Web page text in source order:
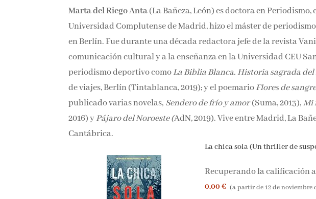
Marta del Riego Anta(La Bañeza, León) es doctora en
la Universidad Complutense de Madrid, hizo el máster de
Londres y en Berlín. Fue durante una década redactora jefe de la
a la comunicación cultural y a la enseñanza en la Universidad
de periodismo deportivo comoLa Biblia Blanca. Historia sagrada
literarias de viajes, Berlín (Tintablanca, 2019); y el poemario
Ha publicado varias novelas,Sendero de frío y amor(Suma, 2013),
2016) yPájaro del Noroeste (AdN, 2019). Vive entre Madrid, La
Cantábrica.
La chica sola (Un thriller de
Recuperando la calificación
0,00 € (a partir de 12 de noviembre